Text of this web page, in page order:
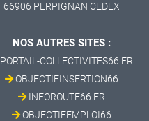
66906 PERPIGNAN CEDEX
NOS AUTRES SITES :
PORTAIL-COLLECTIVITES66.FR
OBJECTIFINSERTION66
INFOROUTE66.FR
OBJECTIFEMPLOI66